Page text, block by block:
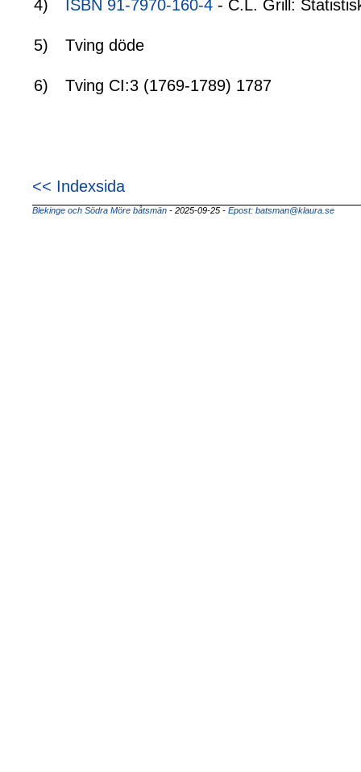
4) ISBN 91-7970-160-4 - C.L. Grill:
5) Tving döde
6) Tving CI:3 (1769-1789) 1787
<< Indexsida
Blekinge och Södra Möre båtsmän - 2025-09-25 - Epost: batsman@klaura.se